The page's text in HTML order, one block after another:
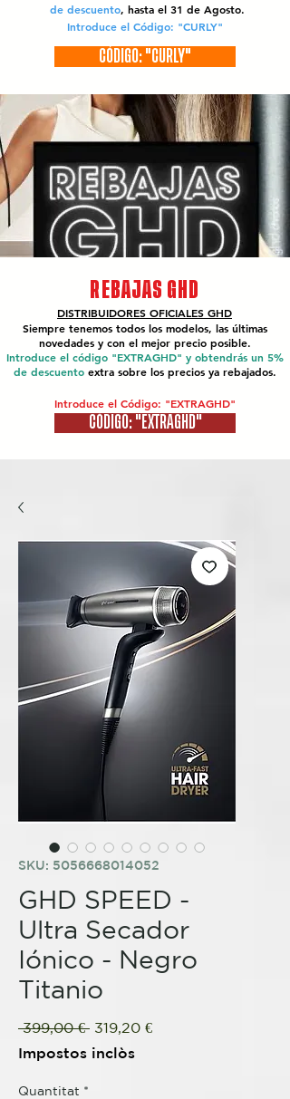
de descuento, hasta el 31 de Agosto.
Introduce el Código: "CURLY"
CÓDIGO: "CURLY"
REBAJAS GHD
DISTRIBUIDORES OFICIALES GHD
Siempre tenemos todos los modelos, las últimas
novedades y con el mejor precio posible.
Introduce el código "EXTRAGHD" y obtendrás un 5%
de descuento extra sobre los precios ya rebajados.
Introduce el Código: "EXTRAGHD"
CÓDIGO: "EXTRAGHD"
SKU: 5056668014052
GHD SPEED -
Ultra Secador
Iónico - Negro
Titanio
399,00 € Preu
normal
319,20 €Preu
Impostos inclòs
Quantitat *